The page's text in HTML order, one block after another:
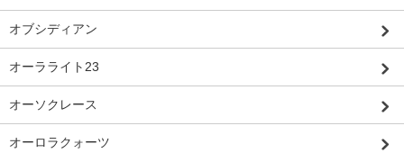
オブシディアン
オーラライト23
オーソクレース
オーロラクォーツ